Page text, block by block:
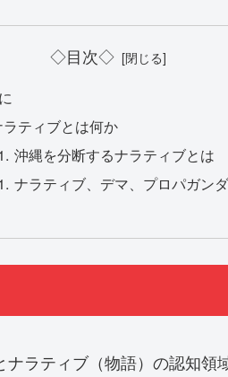
◇目次◇
ティブとは何か
沖縄を分断するナラティブとは
ナラティブ、デマ、プロパガン
ラティブ（物語）の認知領